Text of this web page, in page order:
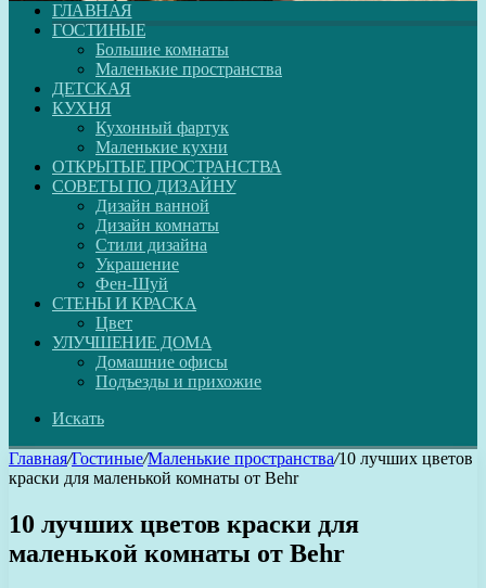
ГЛАВНАЯ
ГОСТИНЫЕ
Большие комнаты
Маленькие пространства
ДЕТСКАЯ
КУХНЯ
Кухонный фартук
Маленькие кухни
ОТКРЫТЫЕ ПРОСТРАНСТВА
СОВЕТЫ ПО ДИЗАЙНУ
Дизайн ванной
Дизайн комнаты
Стили дизайна
Украшение
Фен-Шуй
СТЕНЫ И КРАСКА
Цвет
УЛУЧШЕНИЕ ДОМА
Домашние офисы
Подъезды и прихожие
Искать
Главная/Гостиные/Маленькие пространства/10 лучших цветов
краски для маленькой комнаты от Behr
10 лучших цветов краски для
маленькой комнаты от Behr